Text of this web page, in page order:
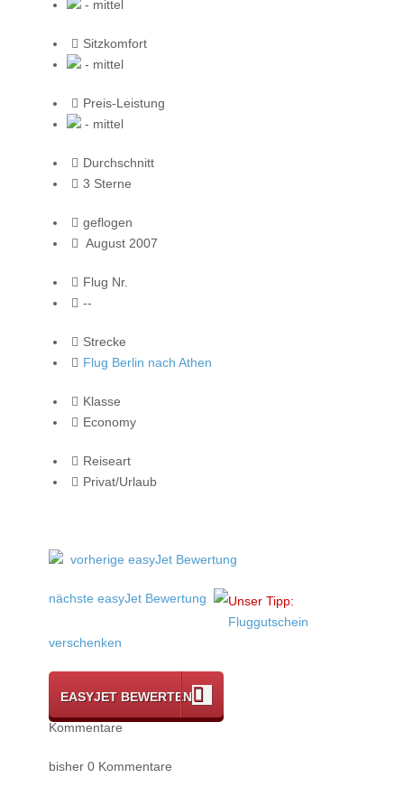
- mittel
Sitzkomfort
- mittel
Preis-Leistung
- mittel
Durchschnitt
3 Sterne
geflogen
August 2007
Flug Nr.
--
Strecke
Flug Berlin nach Athen
Klasse
Economy
Reiseart
Privat/Urlaub
vorherige easyJet Bewertung
nächste easyJet Bewertung
Unser Tipp:
Fluggutschein
verschenken
EASYJET BEWERTEN
Kommentare
bisher 0 Kommentare